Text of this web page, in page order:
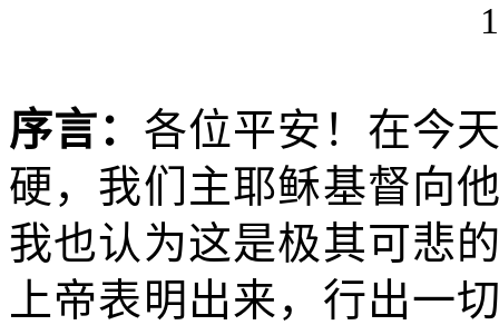
1
序言： 各位平安！在今
硬，我们主耶稣基督向
我也认为这是极其可悲
上帝表明出来，行出一